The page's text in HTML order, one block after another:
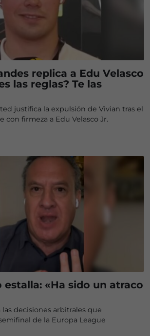
replica a Edu Velasco
las reglas? Te las
justifica la expulsión de Vivian tras el
con firmeza a Edu Velasco Jr.
estalla: «Ha sido un atraco
las decisiones arbitrales que
de la Europa League